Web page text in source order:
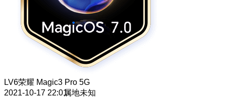
LV6荣耀 Magic3 Pro 5G
2021-10-17 22:01属地未知